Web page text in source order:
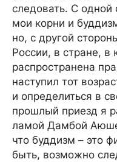
следовать. С одной
мои корни и
но, с другой
России, в стране, в
распространена
наступил тот
и определиться в
прошлый приезд я
ламой Дамбой
что буддизм – это
быть, возможно